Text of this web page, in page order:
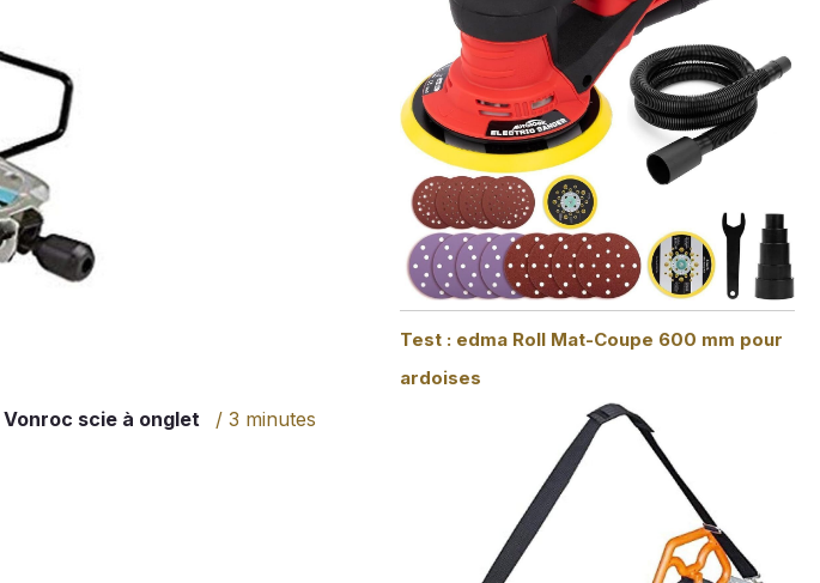
Vonroc scie à onglet / 3 minutes
Test : edma Roll Mat-Coupe 600 mm pour
ardoises